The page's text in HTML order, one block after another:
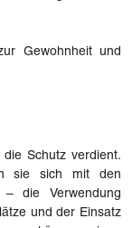
Gewohnheit und
Schutz verdient.
sie sich mit den
– die Verwendung
und der Einsatz